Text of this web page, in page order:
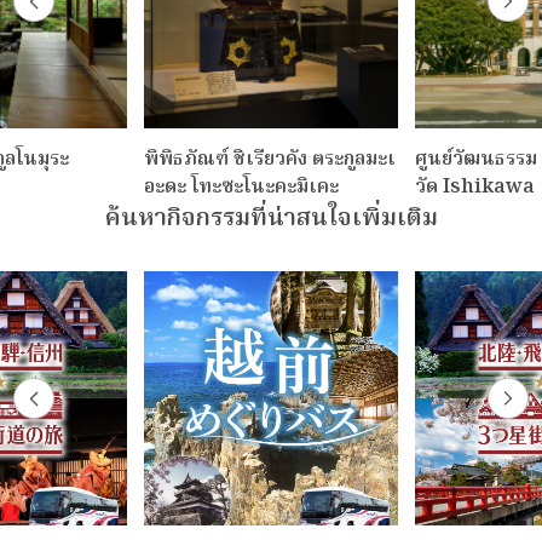
โนมุระ
พิพิธภัณฑ์ ชิเรียวคัง ตระกูลมะเ
อะดะ โทะซะโนะคะมิเคะ
ศูนย์วัฒนธรร
วัด Ishikawa
ค้นหากิจกรรมที่น่าสนใจเพิ่มเติม